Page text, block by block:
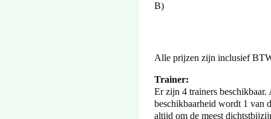
B)
Alle prijzen zijn inclusief
Trainer:
Er zijn 4 trainers
beschikbaarheid wordt 1 van
altijd om de meest